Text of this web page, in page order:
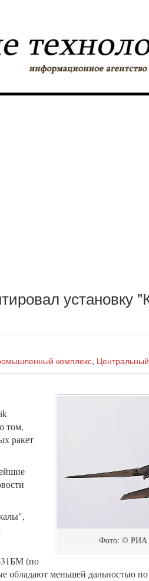
установку
комплекс, Центральный
Фото: © РИА
том,
ракет
31БМ (по
обладают меньшей дальностью